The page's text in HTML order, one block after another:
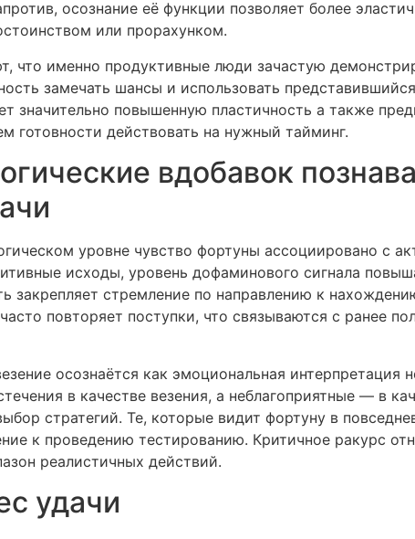
осознание её функции позволяет более
или прорахунком.
что именно продуктивные люди зачастую
замечать шансы и использовать
значительно повышенную пластичность а также
готовности действовать на нужный тайминг.
вдобавок
уровне чувство фортуны ассоциировано с
исходы, уровень дофаминового сигнала
закрепляет стремление по направлению к
повторяет поступки, что связываются с ранее
осознаётся как эмоциональная
в качестве везения, а неблагоприятные — в
стратегий. Те, которые видит фортуну в
к проведению тестированию. Критичное ракурс
реалистичных действий.
удачи